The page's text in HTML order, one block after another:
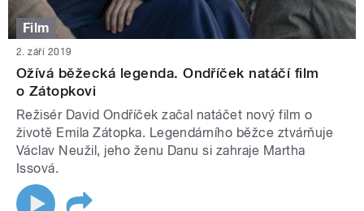
Film
2. září 2019
Ožívá běžecká legenda. Ondříček natáčí film
o Zátopkovi
Režisér David Ondříček začal natáčet nový film o
životě Emila Zátopka. Legendárního běžce ztvárňuje
Václav Neužil, jeho ženu Danu si zahraje Martha
Issová.